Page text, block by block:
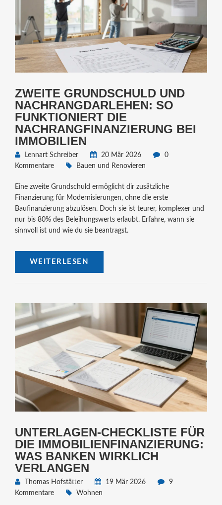
ZWEITE GRUNDSCHULD UND
NACHRANGDARLEHEN: SO
FUNKTIONIERT DIE
NACHRANGFINANZIERUNG BEI
IMMOBILIEN
Lennart Schreiber 20 Mär 2026
0
Kommentare
Bauen und Renovieren
Eine zweite Grundschuld ermöglicht dir zusätzliche
Finanzierung für Modernisierungen, ohne die erste
Baufinanzierung abzulösen. Doch sie ist teurer, komplexer und
nur bis 80% des Beleihungswerts erlaubt. Erfahre, wann sie
sinnvoll ist und wie du sie beantragst.
WEITERLESEN
UNTERLAGEN-CHECKLISTE FÜR
DIE IMMOBILIENFINANZIERUNG:
WAS BANKEN WIRKLICH
VERLANGEN
Thomas Hofstätter 19 Mär 2026
9
Kommentare
Wohnen